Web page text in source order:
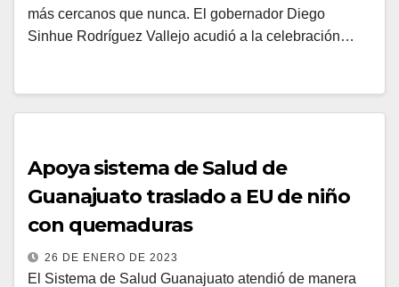
más cercanos que nunca. El gobernador Diego
Sinhue Rodríguez Vallejo acudió a la celebración…
Apoya sistema de Salud de
Guanajuato traslado a EU de niño
con quemaduras
26 DE ENERO DE 2023
El Sistema de Salud Guanajuato atendió de manera